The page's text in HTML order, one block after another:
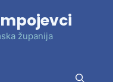
županija